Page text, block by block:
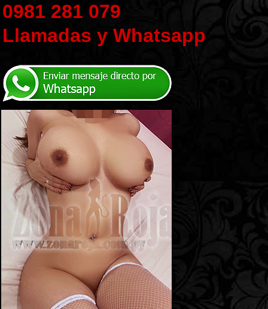
0981 281 079
Llamadas y Whatsapp